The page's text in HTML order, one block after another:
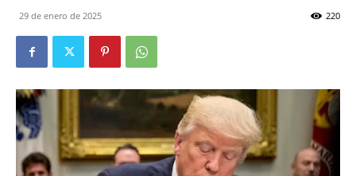
29 de enero de 2025 220